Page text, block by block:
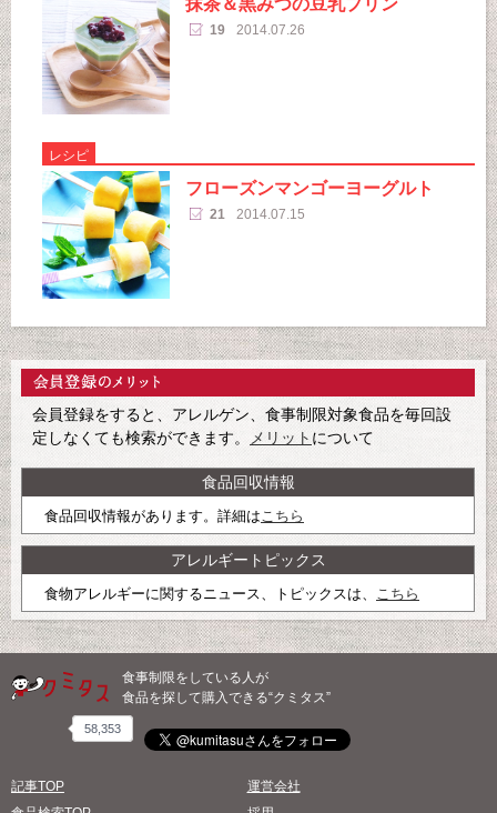
19 2014.07.26
レシピ
フローズンマンゴーヨーグルト
21 2014.07.15
会員登録をすると、アレルゲン、食事制限対象食品を毎回設
定しなくても検索ができます。
メリット について
食品回収情報
食品回収情報があります。詳細は こちら
アレルギートピックス
食物アレルギーに関するニュース、トピックスは、 こちら
食事制限をしている人が
食品を探して購入できる“クミタス”
58,353
記事TOP
運営会社